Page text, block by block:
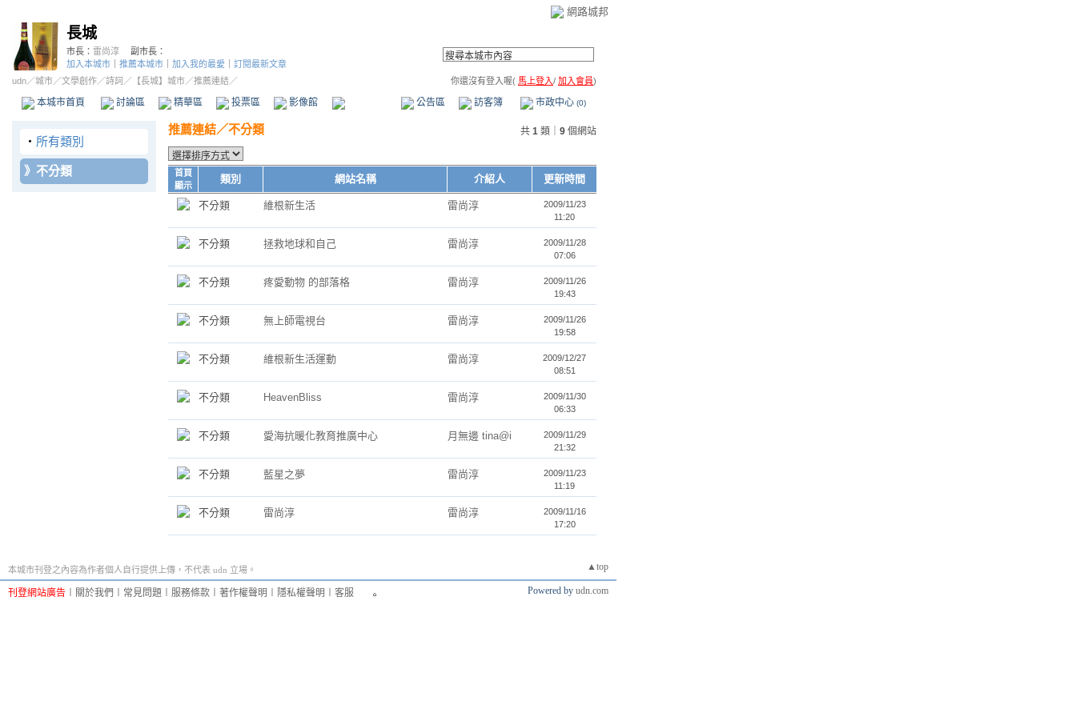
網路城邦
長城
市長： 雷尚淳
副市長：
加入本城市
推薦本城市 加入我的最愛
訂閱最新文章
udn／城市／文學創作／詩詞 ／ 【長城】城市／推薦連結／ 你還沒有登入喔( 馬上登入/ 加入會員)
本城市首頁 討論區 精華區 投票區 影像館 公告區 訪客簿 市政中心 (0)
‧ 所有類別
》 不分類
推薦連結／不分類 共 1 類｜ 9 個網站
首頁
顯示
類別 網站名稱 介紹人 更新時間
不分類 維根新生活 雷尚淳
2009/11/23
11:20
不分類 拯救地球和自己 雷尚淳
2009/11/28
07:06
不分類 疼愛動物 的部落格 雷尚淳
2009/11/26
19:43
不分類 無上師電視台 雷尚淳
2009/11/26
19:58
不分類 維根新生活運動 雷尚淳
2009/12/27
08:51
不分類 HeavenBliss 雷尚淳
2009/11/30
06:33
不分類 愛海抗暖化教育推廣中心 月無邊 tina@i
2009/11/29
21:32
不分類 藍星之夢 雷尚淳
2009/11/23
11:19
不分類 雷尚淳 雷尚淳
2009/11/16
17:20
▲top
本城市刊登之內容為作者個人自行提供上傳，不代表 udn 立場。
刊登網站廣告 關於我們 常見問題 服務條款 著作權聲明 隱私權聲明 客服 Powered by udn.com